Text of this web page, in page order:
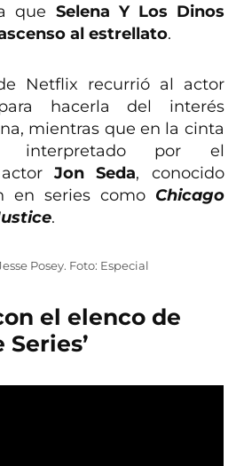
que Selena Y Los Dinos
al estrellato.
Netflix recurrió al actor
hacerla del interés
mientras que en la cinta
por el
Jon Seda, conocido
en series como Chicago
.
Posey. Foto: Especial
el elenco de
Series’